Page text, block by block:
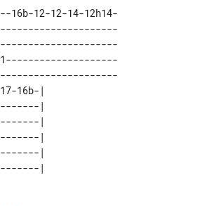
12-12-14-12h14-
16b-|
|
|
|
|